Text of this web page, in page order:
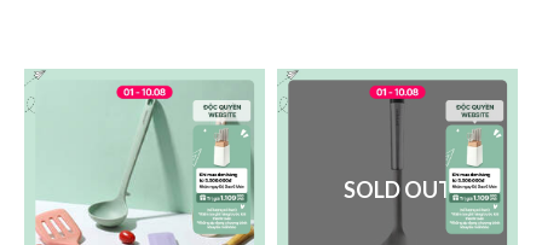
SOLD OUT